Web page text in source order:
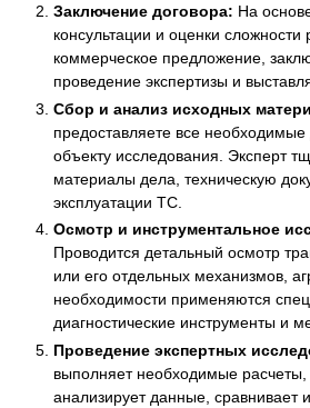
Заключение договора: На
консультации и оценки
коммерческое предложение,
проведение экспертизы и
Сбор и анализ исходных
предоставляете все
объекту исследования. Эксперт
материалы дела, техническую
эксплуатации ТС.
Осмотр и инструментальное
Проводится детальный осмотр
или его отдельных механизмов,
необходимости применяются
диагностические инструменты и
Проведение экспертных
выполняет необходимые расчеты,
анализирует данные, сравнивает